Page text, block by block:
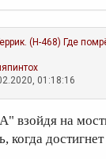
(Н-468) Где
01:18:16
взойдя на
когда